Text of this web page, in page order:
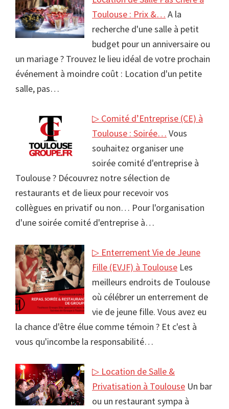
Toulouse : Prix &… A la
recherche d'une salle à petit
budget pour un anniversaire ou
un mariage ? Trouvez le lieu idéal de votre prochain
événement à moindre coût : Location d'un petite
salle, pas…
▷ Comité d’Entreprise (CE) à
Toulouse : Soirée… Vous
souhaitez organiser une
soirée comité d'entreprise à
Toulouse ? Découvrez notre sélection de
restaurants et de lieux pour recevoir vos
collègues en privatif ou non… Pour l'organisation
d'une soirée comité d'entreprise à…
▷ Enterrement Vie de Jeune
Fille (EVJF) à Toulouse Les
meilleurs endroits de Toulouse
où célébrer un enterrement de
vie de jeune fille. Vous avez eu
la chance d'être élue comme témoin ? Et c'est à
vous qu'incombe la responsabilité…
▷ Location de Salle &
Privatisation à Toulouse Un bar
ou un restaurant sympa à